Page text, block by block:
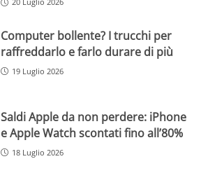
Computer bollente? I trucchi per
raffreddarlo e farlo durare di più
19 Luglio 2026
Saldi Apple da non perdere: iPhone
e Apple Watch scontati fino all’80%
18 Luglio 2026